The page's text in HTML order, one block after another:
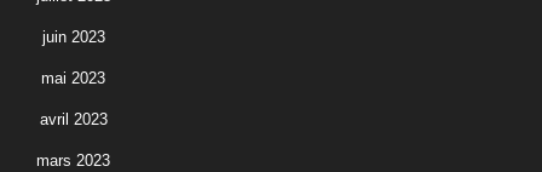
juin 2023
mai 2023
avril 2023
mars 2023